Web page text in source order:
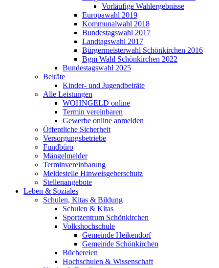
Vorläufige Wahlergebnisse
Europawahl 2019
Kommunalwahl 2018
Bundestagswahl 2017
Landtagswahl 2017
Bürgermeisterwahl Schönkirchen 2016
Bgm Wahl Schönkirchen 2022
Bundestagswahl 2025
Beiräte
Kinder- und Jugendbeiräte
Alle Leistungen
WOHNGELD online
Termin vereinbaren
Gewerbe online anmelden
Öffentliche Sicherheit
Versorgungsbetriebe
Fundbüro
Mängelmelder
Terminvereinbarung
Meldestelle Hinweisgeberschutz
Stellenangebote
Leben & Soziales
Schulen, Kitas & Bildung
Schulen & Kitas
Sportzentrum Schönkirchen
Volkshochschule
Gemeinde Heikendorf
Gemeinde Schönkirchen
Büchereien
Hochschulen & Wissenschaft